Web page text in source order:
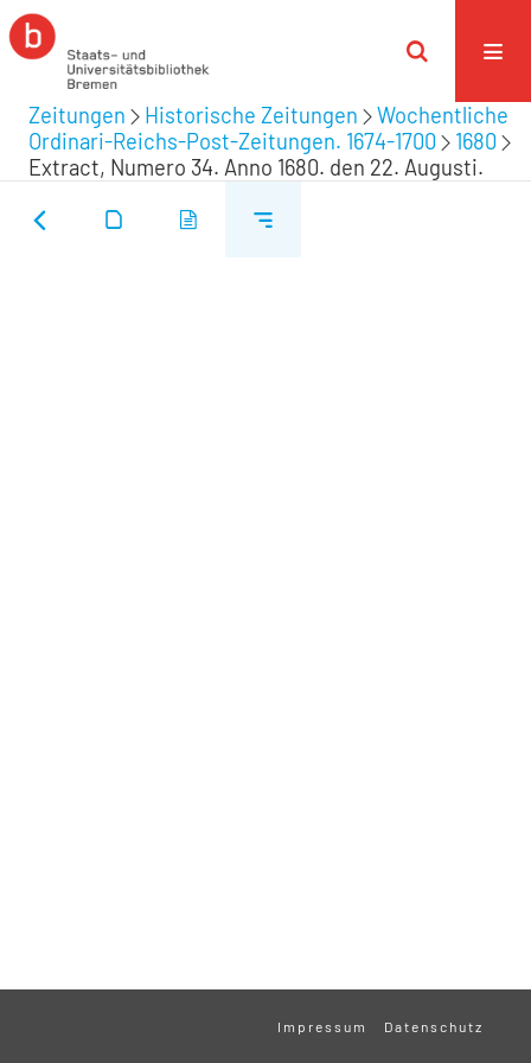
Zeitungen Historische Zeitungen
Wochentliche
Ordinari-Reichs-Post-Zeitungen. 1674-1700
1680
Extract, Numero 34. Anno 1680. den 22. Augusti.
Impressum Datenschutz